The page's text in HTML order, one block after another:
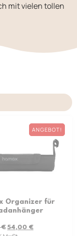
mit vielen tollen
ANGEBOT!
Organizer für
€ 54,00 €